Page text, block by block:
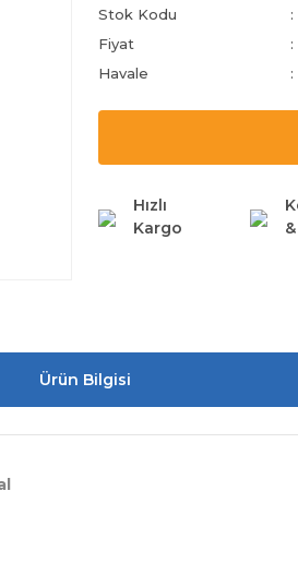
Stok Kodu
Fiyat
Havale
Hızlı
Kargo
Ürün Bilgisi